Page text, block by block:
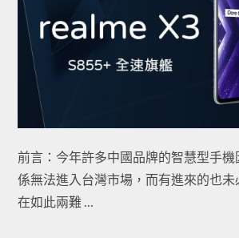
前言：今年許多中國品牌的智慧型手
係無法進入台灣市場，而有進來的也未
在如此兩難 …